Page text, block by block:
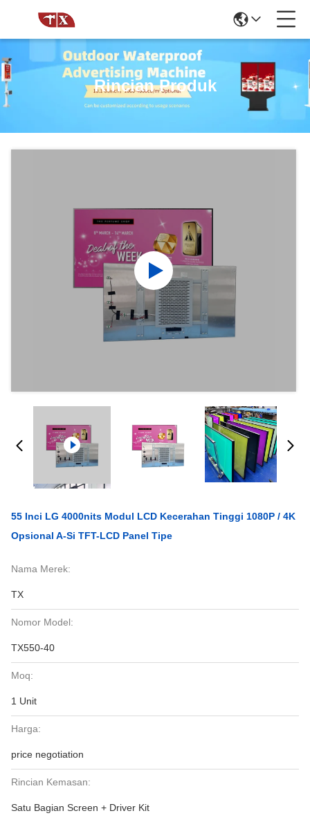
Rincian Produk
55 Inci LG 4000nits Modul LCD Kecerahan Tinggi 1080P / 4K
Opsional A-Si TFT-LCD Panel Tipe
Nama Merek:
TX
Nomor Model:
TX550-40
Moq:
1 Unit
Harga:
price negotiation
Rincian Kemasan:
Satu Bagian Screen + Driver Kit